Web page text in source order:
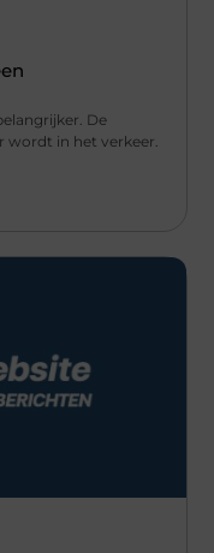
De
wordt in het verkeer.